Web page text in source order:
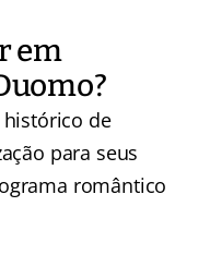
em
de
para seus
romântico